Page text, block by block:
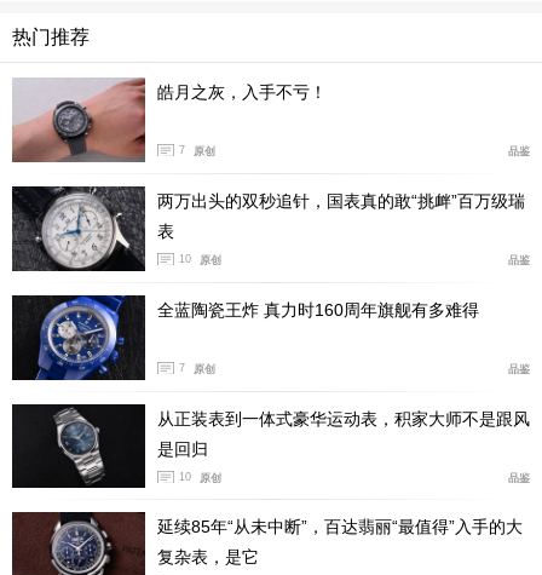
本次活动无可争议的焦点当属Big Bang Reloaded基利
安·姆巴佩腕表。这款新作是品牌与这位足坛巨星携手打
造的首款限量版时计，限量典藏200枚，堪称势不可挡的
雄心与个性宣言。基利安·姆巴佩自2018年起担任宇舶表
品牌大使，始终淋漓尽致地诠释着品牌的核心价值观：心
怀壮志、精准及对卓越的不懈追求，进一步深化了高级制
表与顶尖竞技体育之间的精神共鸣。
热门推荐
皓月之灰，入手不亏！
7 原创 品鉴
两万出头的双秒追针，国表真的敢“挑衅”百万级瑞
表
10 原创 品鉴
全蓝陶瓷王炸 真力时160周年旗舰有多难得
7 原创 品鉴
从正装表到一体式豪华运动表，积家大师不是跟风
是回归
10 原创 品鉴
延续85年“从未中断”，百达翡丽“最值得”入手的大
复杂表，是它